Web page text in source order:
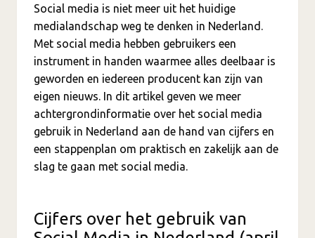
Social media is niet meer uit het huidige
medialandschap weg te denken in Nederland.
Met social media hebben gebruikers een
instrument in handen waarmee alles deelbaar is
geworden en iedereen producent kan zijn van
eigen nieuws. In dit artikel geven we meer
achtergrondinformatie over het social media
gebruik in Nederland aan de hand van cijfers en
een stappenplan om praktisch en zakelijk aan de
slag te gaan met social media.
Cijfers over het gebruik van